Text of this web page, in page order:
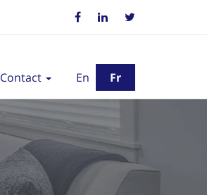
En Fr
Contact